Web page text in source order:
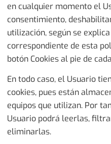
en cualquier momento el
consentimiento,
utilización, según se
correspondiente de esta
botón Cookies al pie de
En todo caso, el Usuario
cookies, pues están
equipos que utilizan. Por
Usuario podrá leerlas,
eliminarlas.